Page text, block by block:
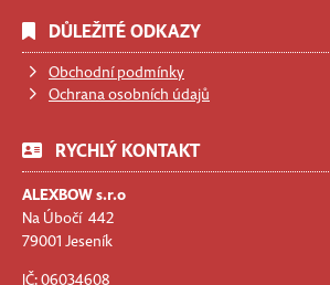
DŮLEŽITÉ ODKAZY
Obchodní podmínky
Ochrana osobních údajů
RYCHLÝ KONTAKT
ALEXBOW s.r.o
Na Úbočí 442
79001 Jeseník
IČ: 06034608